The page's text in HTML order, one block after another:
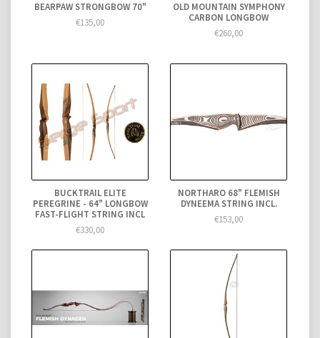
BEARPAW STRONGBOW 70"
€135,00
OLD MOUNTAIN SYMPHONY
CARBON LONGBOW
€260,00
BUCKTRAIL ELITE
PEREGRINE - 64" LONGBOW
FAST-FLIGHT STRING INCL
€330,00
NORTHARO 68" FLEMISH
DYNEEMA STRING INCL.
€153,00